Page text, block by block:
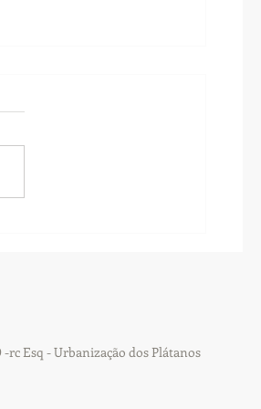
-rc Esq - Urbanização dos Plátanos